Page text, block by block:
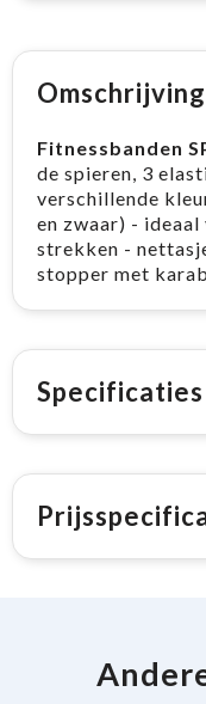
Omschrijving
Fitnessbanden
de spieren, 3
verschillende
en zwaar) -
strekken -
stopper met
Specificaties